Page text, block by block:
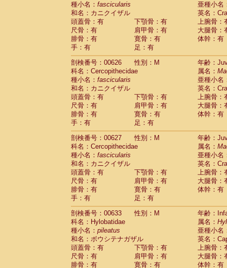
種小名： fascicularis
亜種小名
和名：カニクイザル
英名：
頭蓋骨：有
下顎骨：有
上腕骨：
尺骨：有
肩甲骨：有
大腿骨：
腓骨：有
寛骨：有
体幹：有
手：有
足：有
剖検番号：00626
性別：M
年齢：
科名：Cercopithecidae
属名：
種小名： fascicularis
亜種小名
和名：カニクイザル
英名：
頭蓋骨：有
下顎骨：有
上腕骨：
尺骨：有
肩甲骨：有
大腿骨：
腓骨：有
寛骨：有
体幹：有
手：有
足：有
剖検番号：00627
性別：M
年齢：
科名：Cercopithecidae
属名：
種小名： fascicularis
亜種小名
和名：カニクイザル
英名：
頭蓋骨：有
下顎骨：有
上腕骨：
尺骨：有
肩甲骨：有
大腿骨：
腓骨：有
寛骨：有
体幹：有
手：有
足：有
剖検番号：00633
性別：M
年齢：
科名：Hylobatidae
属名：
種小名： pileatus
亜種小名
和名：ボウシテナガザル
英名：
頭蓋骨：有
下顎骨：有
上腕骨：
尺骨：有
肩甲骨：有
大腿骨：
腓骨：有
寛骨：有
体幹：有